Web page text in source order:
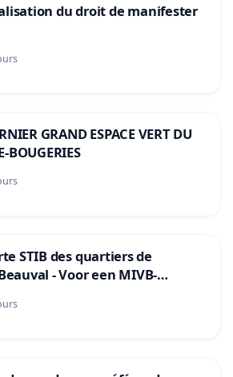
du droit de manifester
GRAND ESPACE VERT DU
BOUGERIES
STIB des quartiers de
- Voor een MIVB-
wijken Strombeek en Het